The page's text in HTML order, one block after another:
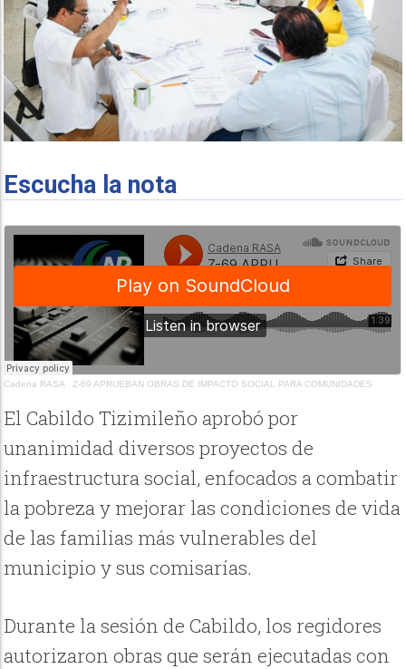
Escucha la nota
Cadena RASA · Z-69 APRUEBAN OBRAS DE IMPACTO SOCIAL PARA COMUNIDADES
El Cabildo Tizimileño aprobó por
unanimidad diversos proyectos de
infraestructura social, enfocados a combatir
la pobreza y mejorar las condiciones de vida
de las familias más vulnerables del
municipio y sus comisarías.
Durante la sesión de Cabildo, los regidores
autorizaron obras que serán ejecutadas con